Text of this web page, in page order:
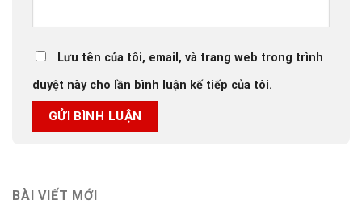
Lưu tên của tôi, email, và trang web trong trình
duyệt này cho lần bình luận kế tiếp của tôi.
BÀI VIẾT MỚI